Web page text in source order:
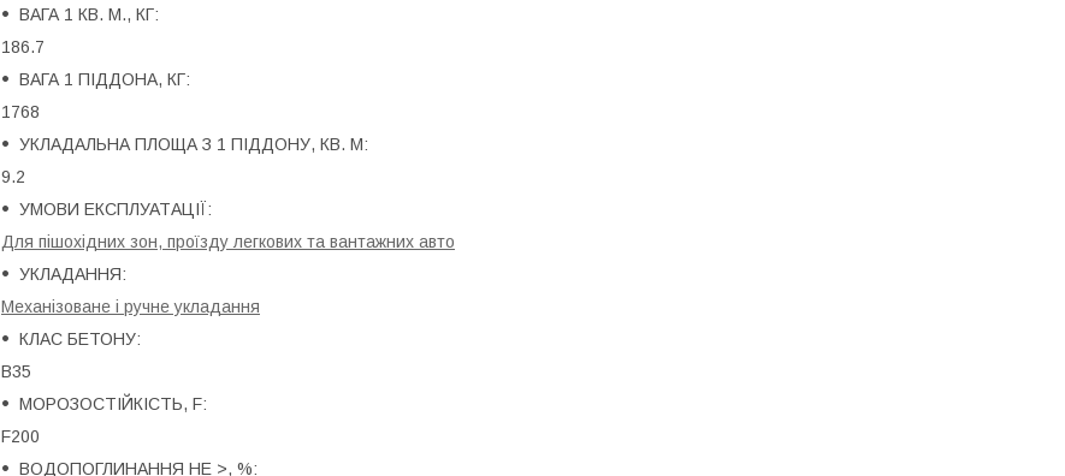
ВАГА 1 КВ. М., КГ:
186.7
ВАГА 1 ПІДДОНА, КГ:
1768
УКЛАДАЛЬНА ПЛОЩА З 1 ПІДДОНУ, КВ. М:
9.2
УМОВИ ЕКСПЛУАТАЦІЇ:
Для пішохідних зон, проїзду легкових та вантажних авто
УКЛАДАННЯ:
Механізоване і ручне укладання
КЛАС БЕТОНУ:
B35
МОРОЗОСТІЙКІСТЬ, F:
F200
ВОДОПОГЛИНАННЯ НЕ >, %: